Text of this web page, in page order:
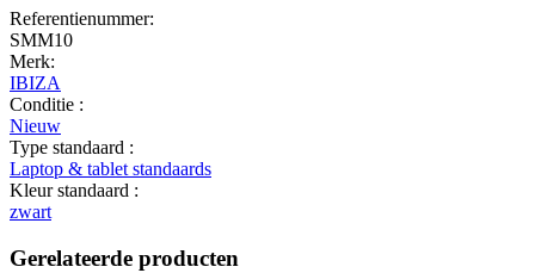
Referentienummer:
SMM10
Merk:
IBIZA
Conditie :
Nieuw
Type standaard :
Laptop & tablet standaards
Kleur standaard :
zwart
Gerelateerde producten